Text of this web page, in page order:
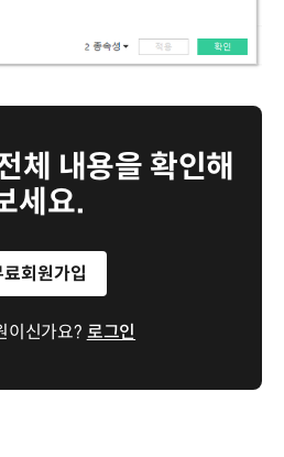
체 내용을 확인해
세요.
료회원가입
이신가요? 로그인